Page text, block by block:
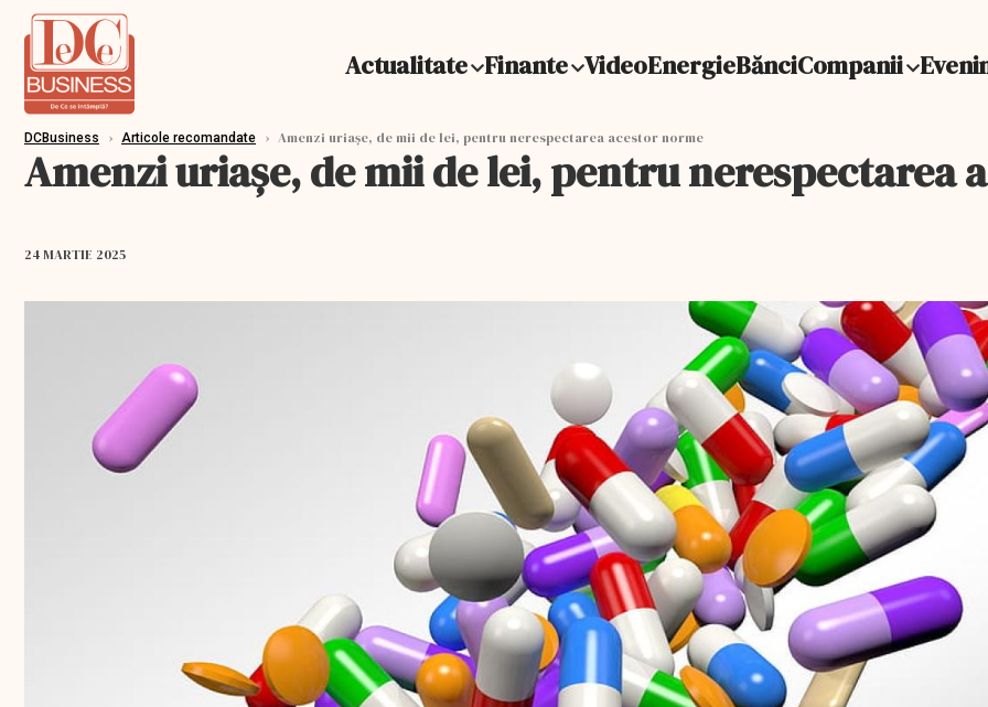
Actualitate Finante VideoEnergieBănciCompanii
DCBusiness › Articole recomandate › Amenzi uriașe, de mii de lei, pentru nerespectarea acestor norme
Amenzi uriașe, de mii de lei, pentru nerespectarea
24 MARTIE 2025